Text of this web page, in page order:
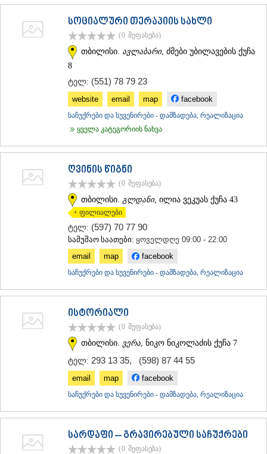
ᲚᲔᲜᲢᲔᲮᲘ
ᲪᲐᲒᲔᲠᲘ
ᲡᲐᲛᲔᲒᲠᲔᲚᲝ/ᲖᲔᲛᲝ ᲡᲕᲐᲜᲔᲗᲘ
ᲯᲕᲐᲠᲘ
ᲡᲐᲛᲪᲮᲔ–ᲯᲐᲕᲐᲮᲔᲗᲘ
ᲐᲮᲐᲚᲥᲐᲚᲐᲥᲘ
ᲕᲐᲚᲔ
ᲥᲕᲔᲛᲝ ᲥᲐᲠᲗᲚᲘ
ᲑᲝᲚᲜᲘᲡᲘ
ᲗᲔᲗᲠᲘᲬᲧᲐᲠᲝ
ᲒᲝᲠᲘ
ᲥᲐᲠᲔᲚᲘ
სოციალური თერაპიის სახლი
(0 შეფასება)
თბილისი. ავლაბარი, ძმები უბილავების ქუჩა
8
ტელ: (551) 78 79 23
website email map facebook
საჩუქრები და სუვენირები - დამზადება, რეალიზაცია
ყველა კატეგორიის ნახვა
ღვინის წიგნი
(0 შეფასება)
თბილისი. გლდანი, ილია ვეკუას ქუჩა 43
+ ფილიალები
ტელ: (597) 70 77 90
სამუშაო საათები: ყოველდღე 09:00 - 22:00
email
map facebook
საჩუქრები და სუვენირები - დამზადება, რეალიზაცია
ისტორიალი
(0 შეფასება)
თბილისი. ვერა , ნიკო ნიკოლაძის ქუჩა 7
ტელ: 293 13 35, (598) 87 44 55
email map facebook
საჩუქრები და სუვენირები - დამზადება, რეალიზაცია
სარდაფი – გრავირებული საჩუქრები
(0 შეფასება)